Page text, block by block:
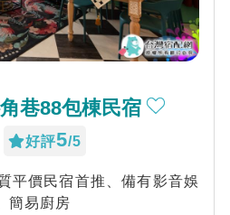
巷88包棟民宿
好評5/5
平價民宿首推、備有影音娛
簡易廚房